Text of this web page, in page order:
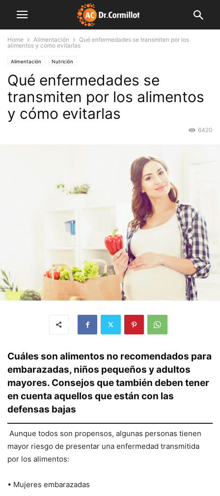
Home Alimentación
Qué enfermedades se transmiten por los
alimentos y cómo evitarlas
Alimentación Nutrición
Qué enfermedades se
transmiten por los alimentos
y cómo evitarlas
6420
Cuáles son alimentos no recomendados para
embarazadas, niños pequeños y adultos
mayores. Consejos que también deben tener
en cuenta aquellos que están con las
defensas bajas
Aunque todos son propensos, algunas personas tienen
mayor riesgo de presentar una enfermedad transmitida
por los alimentos:
• Mujeres embarazadas